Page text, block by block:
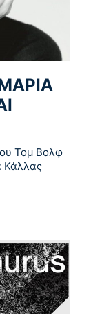
Τομ Βολφ
Κάλλας